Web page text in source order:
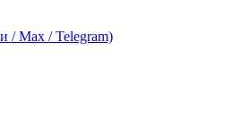
/ Max / Telegram)